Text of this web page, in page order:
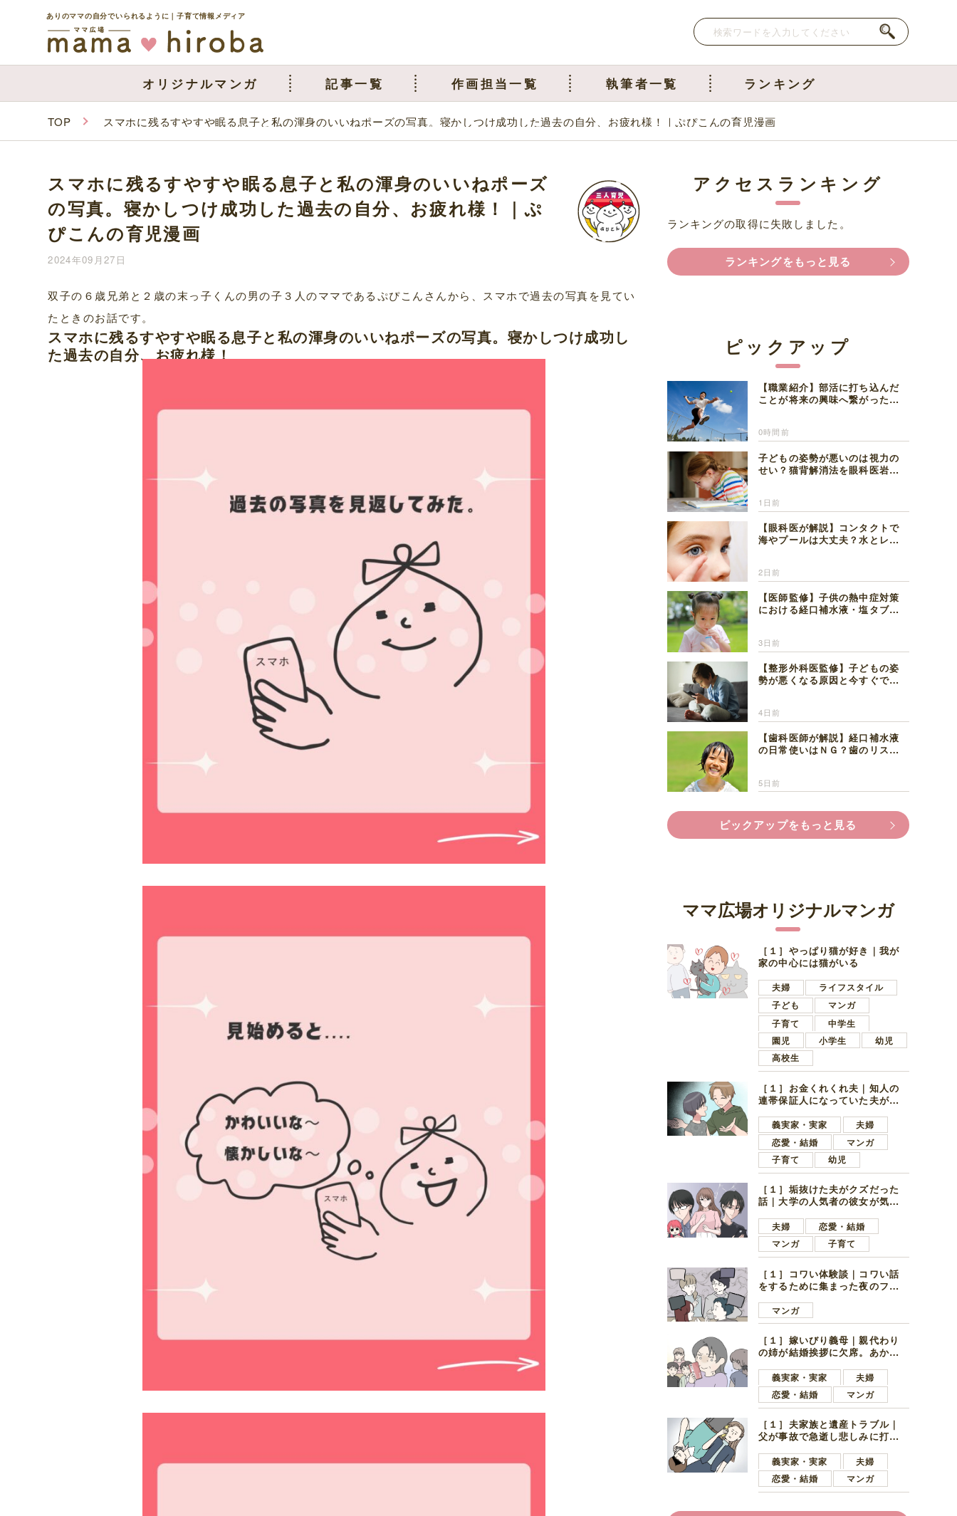
ありのママの自分でいられるように｜子育て情報メディア
オリジナルマンガ 記事一覧 作画担当一覧 執筆者一覧 ランキング
TOP スマホに残るすやすや眠る息子と私の渾身のいいねポーズの写真。寝かしつけ成功した過去の自分、お疲れ様！｜ぷぴこんの育児漫画
スマホに残るすやすや眠る息子と私の渾身のいいねポーズ
の写真。寝かしつけ成功した過去の自分、お疲れ様！｜ぷ
ぴこんの育児漫画
2024年09月27日
双子の６歳兄弟と２歳の末っ子くんの男の子３人のママであるぷぴこんさんから、スマホで過去の写真を見てい
たときのお話です。
スマホに残るすやすや眠る息子と私の渾身のいいねポーズの写真。寝かしつけ成功し
た過去の自分、お疲れ様！
アクセスランキング
ランキングの取得に失敗しました。
ランキングをもっと見る
ピックアップ
【職業紹介】部活に打ち込んだ
ことが将来の興味へ繋がった。
0時間前
子どもの姿勢が悪いのは視力の
せい？猫背解消法を眼科医岩見
1日前
【眼科医が解説】コンタクトで
海やプールは大丈夫？水とレン
2日前
【医師監修】子供の熱中症対策
における経口補水液・塩タブレ
3日前
【整形外科医監修】子どもの姿
勢が悪くなる原因と今すぐでき
4日前
【歯科医師が解説】経口補水液
の日常使いはＮＧ？歯のリスク
5日前
ピックアップをもっと見る
ママ広場オリジナルマンガ
［１］やっぱり猫が好き｜我が
家の中心には猫がいる
夫婦
ライフスタイル
子ども
マンガ
子育て
中学生
園児
小学生
幼児
高校生
［１］お金くれくれ夫｜知人の
連帯保証人になっていた夫が家
言ってきた
義実家・実家
夫婦
恋愛・結婚
マンガ
子育て
幼児
［１］垢抜けた夫がクズだった
話｜大学の人気者の彼女が気に
子学生
夫婦
恋愛・結婚
マンガ
子育て
［１］コワい体験談｜コワい話
をするために集まった夜のファ
好きの男の子ママ
マンガ
［１］嫁いびり義母｜親代わり
の姉が結婚挨拶に欠席。あから
義実家・実家
夫婦
恋愛・結婚
マンガ
［１］夫家族と遺産トラブル｜
父が事故で急逝し悲しみに打ち
ます夫
義実家・実家
夫婦
恋愛・結婚
マンガ